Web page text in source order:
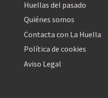
Huellas del pasado
Quiénes somos
Contacta con La Huella
Política de cookies
Aviso Legal